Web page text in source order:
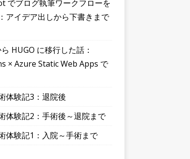
でブログ執筆ワークフローを
アイデア出しから下書きまで
HUGO に移行した話：
× Azure Static Web Apps で
体験記3：退院後
体験記2：手術後～退院まで
体験記1：入院～手術まで